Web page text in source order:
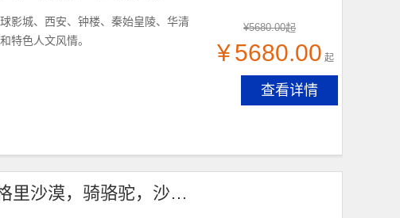
影城、西安、钟楼、秦始皇陵、华清
特色人文风情。
¥5680.00起
¥5680.00 起
查看详情
【璀璨星空轻奢露营】5天4晚，银川集合，腾格里沙漠，骑骆驼，沙漠观星，沙漠轻徒步，通湖草原，沙坡头景区，贺兰山岩画，镇北堡影城，怀远夜市